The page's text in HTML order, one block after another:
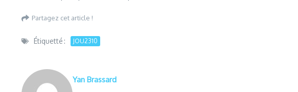
Partagez cet article !
Étiquetté : JOU2310
Yan Brassard